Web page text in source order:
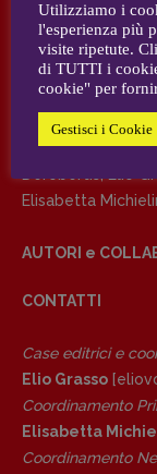
Anna da Re,
Grasso,Fabio
Marcoli,
Spallina,
CONTATTI
recensioni:
Anna da Re
DIRETTRICE
Antonella Marrone
REDAZIONE
Walter Catalano,
Derobertis,Elio
Elisabetta
AUTORI e
CONTATTI
Case editrici e
Elio Grasso
Coordinamento
Elisabetta
Coordinamento
Utilizziamo i
l'esperienza più
visite ripetute.
di TUTTI i
cookie" per
Gestisci i Cookie